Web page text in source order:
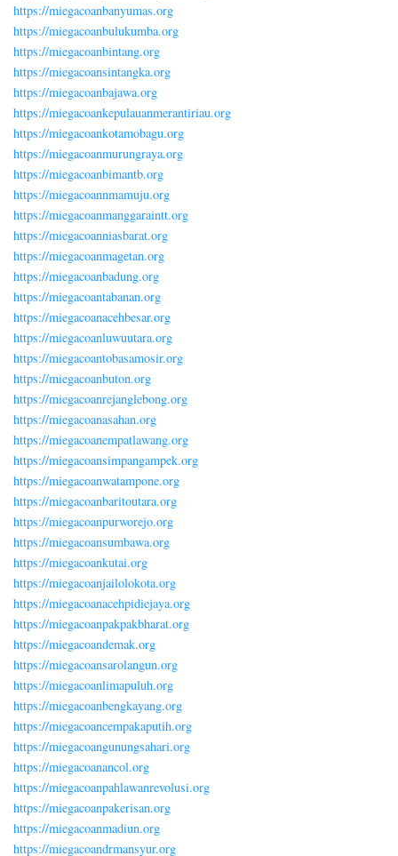
https://miegacoanbanyumas.org
https://miegacoanbulukumba.org
https://miegacoanbintang.org
https://miegacoansintangka.org
https://miegacoanbajawa.org
https://miegacoankepulauanmerantiriau.org
https://miegacoankotamobagu.org
https://miegacoanmurungraya.org
https://miegacoanbimantb.org
https://miegacoannmamuju.org
https://miegacoanmanggaraintt.org
https://miegacoanniasbarat.org
https://miegacoanmagetan.org
https://miegacoanbadung.org
https://miegacoantabanan.org
https://miegacoanacehbesar.org
https://miegacoanluwuutara.org
https://miegacoantobasamosir.org
https://miegacoanbuton.org
https://miegacoanrejanglebong.org
https://miegacoanasahan.org
https://miegacoanempatlawang.org
https://miegacoansimpangampek.org
https://miegacoanwatampone.org
https://miegacoanbaritoutara.org
https://miegacoanpurworejo.org
https://miegacoansumbawa.org
https://miegacoankutai.org
https://miegacoanjailolokota.org
https://miegacoanacehpidiejaya.org
https://miegacoanpakpakbharat.org
https://miegacoandemak.org
https://miegacoansarolangun.org
https://miegacoanlimapuluh.org
https://miegacoanbengkayang.org
https://miegacoancempakaputih.org
https://miegacoangunungsahari.org
https://miegacoanancol.org
https://miegacoanpahlawanrevolusi.org
https://miegacoanpakerisan.org
https://miegacoanmadiun.org
https://miegacoandrmansyur.org